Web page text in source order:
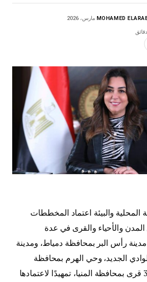
MOHAMED
المحلية والبيئة اعتماد المخططات
المدن والأحياء والقرى في عدة
رأس البر بمحافظة دمياط، ومدينة
الجديد، وحي الهرم بمحافظة
الجيزة، إلى جانب 3 قرى بمحافظة المنيا، تمهيدًا لاعتمادها